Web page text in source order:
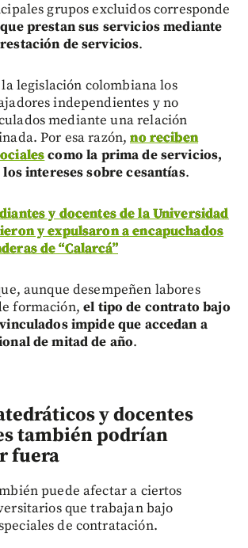
grupos excluidos corresponde
prestan sus servicios mediante
de servicios.
la legislación colombiana los
independientes y no
mediante una relación
Por esa razón,no reciben
como la prima de servicios,
los intereses sobre cesantías.
y docentes de la Universidad
y expulsaron a encapuchados
de “Calarcá”
aunque desempeñen labores
formación,el tipo de contrato bajo
impide que accedan a
de mitad de año.
y docentes
también podrían
fuera
puede afectar a ciertos
que trabajan bajo
de contratación.